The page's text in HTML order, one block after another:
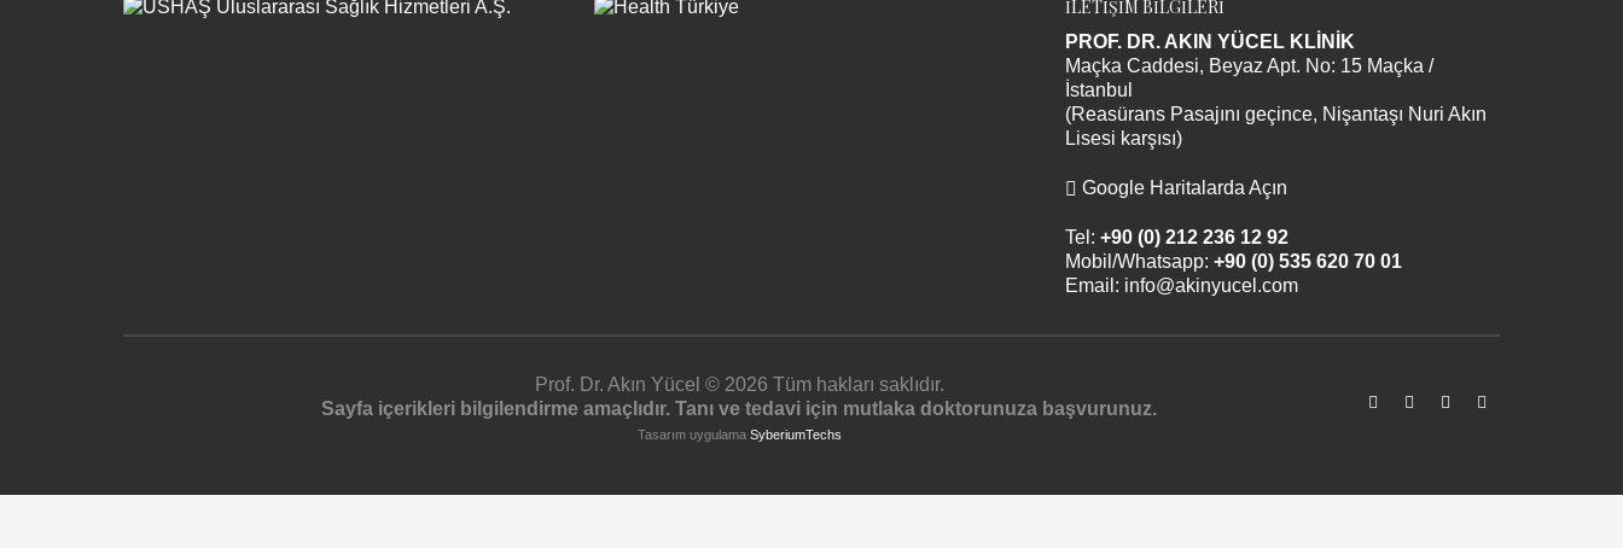
İLETİŞİM BİLGİLERİ
PROF. DR. AKIN YÜCEL KLİNİK
Maçka Caddesi, Beyaz Apt. No: 15 Maçka /
İstanbul
(Reasürans Pasajını geçince, Nişantaşı Nuri Akın
Lisesi karşısı)
Google Haritalarda Açın
Tel: +90 (0) 212 236 12 92
Mobil/Whatsapp: +90 (0) 535 620 70 01
Email: info@akinyucel.com
Prof. Dr. Akın Yücel © 2026 Tüm hakları saklıdır.
Sayfa içerikleri bilgilendirme amaçlıdır. Tanı ve tedavi için mutlaka doktorunuza başvurunuz.
Tasarım uygulama SyberiumTechs